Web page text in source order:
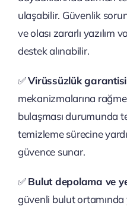
ulaşabilir. Güvenlik
ve olası zararlı yazılım
destek alınabilir.
✅Virüssüzlük
mekanizmalarına
bulaşması durumunda
temizleme sürecine
güvence sunar.
✅Bulut depolama ve
güvenli bulut